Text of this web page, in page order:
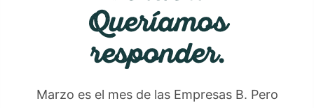
Queríamos
responder.
Marzo es el mes de las Empresas B. Pero